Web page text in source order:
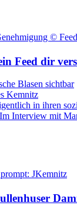
©
Feed dir
Blasen sichtbar
Kemnitz
in ihren
Im Interview mit
JKemnitz